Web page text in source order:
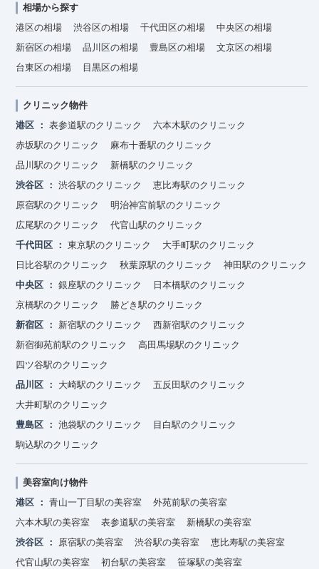
相場から探す
港区の相場
渋谷区の相場 千代田区の相場
中央区の相場
新宿区の相場
品川区の相場 豊島区の相場
文京区の相場
台東区の相場
目黒区の相場
クリニック物件
港区
表参道駅のクリニック
六本木駅のクリニック
赤坂駅のクリニック
麻布十番駅のクリニック
品川駅のクリニック
新橋駅のクリニック
渋谷区
渋谷駅のクリニック
恵比寿駅のクリニック
原宿駅のクリニック
明治神宮前駅のクリニック
広尾駅のクリニック
代官山駅のクリニック
千代田区
東京駅のクリニック
大手町駅のクリニック
日比谷駅のクリニック
秋葉原駅のクリニック
神田駅のクリニック
中央区
銀座駅のクリニック
日本橋駅のクリニック
京橋駅のクリニック
勝どき駅のクリニック
新宿区
新宿駅のクリニック
西新宿駅のクリニック
新宿御苑前駅のクリニック
高田馬場駅のクリニック
四ツ谷駅のクリニック
品川区
大崎駅のクリニック
五反田駅のクリニック
大井町駅のクリニック
豊島区
池袋駅のクリニック
目白駅のクリニック
駒込駅のクリニック
美容室向け物件
港区
青山一丁目駅の美容室
外苑前駅の美容室
六本木駅の美容室
表参道駅の美容室
新橋駅の美容室
渋谷区
原宿駅の美容室 渋谷駅の美容室
恵比寿駅の美容室
代官山駅の美容室
初台駅の美容室
笹塚駅の美容室